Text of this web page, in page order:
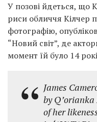
У позові йдеться, що
риси обличчя Кілчер
фотографію,
“Новий світ”, де
момент їй було 14
James
by
of her